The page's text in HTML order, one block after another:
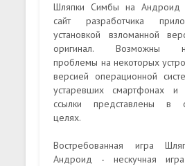
Шляпки Симбы на Андроид
сайт разработчика
установкой взломанной
оригинал. Возможны
проблемы на некоторых
версией операционной
устаревших смартфонах и
ссылки представлены в
целях.
Востребованная игра
Андроид - нескучная